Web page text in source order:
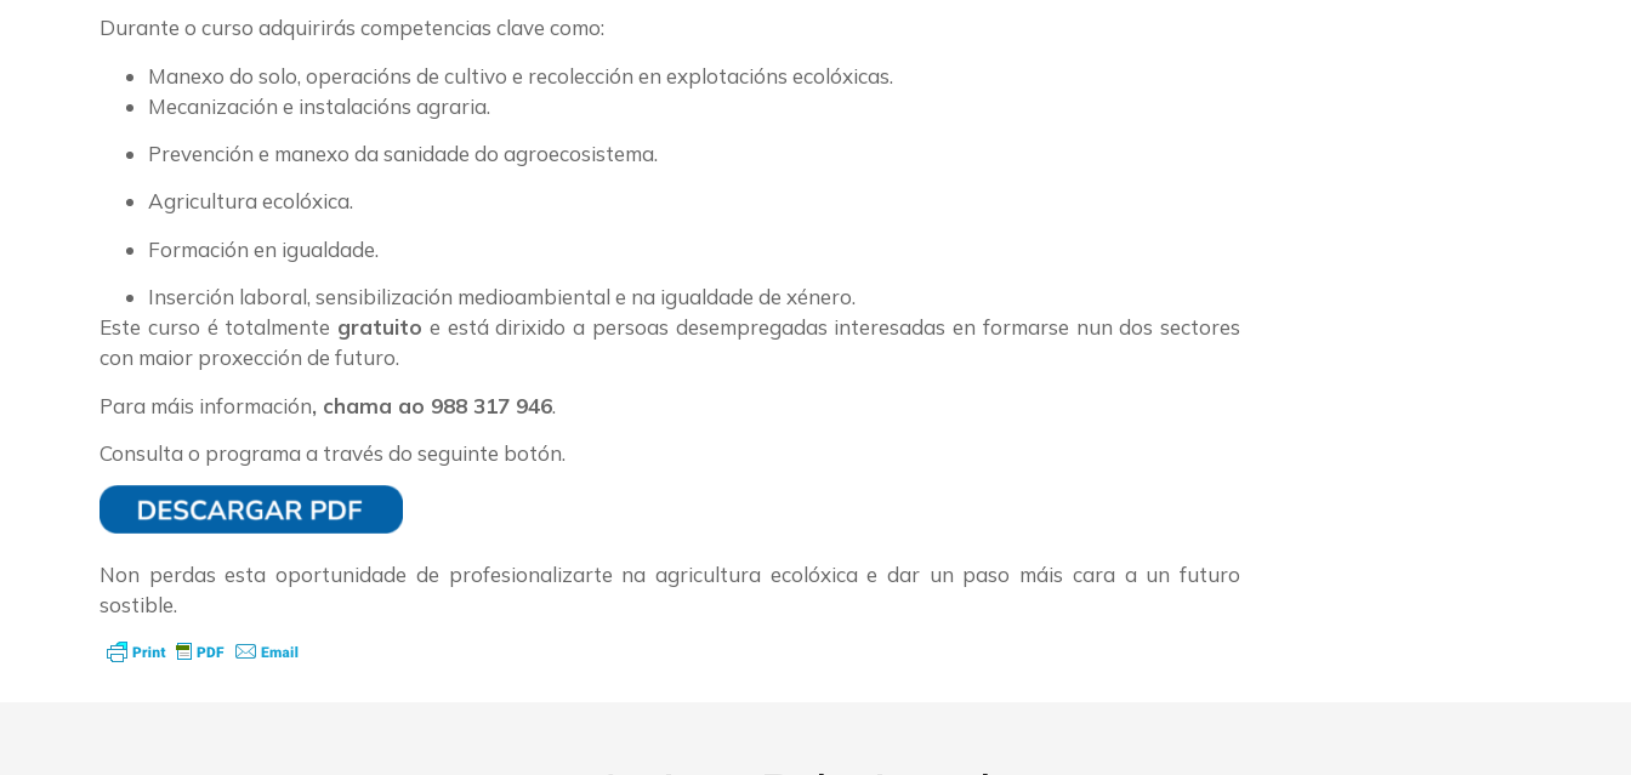
Durante o curso adquirirás competencias clave como:
Manexo do solo, operacións de cultivo e recolección en explotacións ecolóxicas.
Mecanización e instalacións agraria.
Prevención e manexo da sanidade do agroecosistema.
Agricultura ecolóxica.
Formación en igualdade.
Inserción laboral, sensibilización medioambiental e na igualdade de xénero.
Este curso é totalmente gratuito e está dirixido a persoas desempregadas interesadas en formarse nun dos sectores
con maior proxección de futuro.
Para máis información, chama ao 988 317 946.
Consulta o programa a través do seguinte botón.
Non perdas esta oportunidade de profesionalizarte na agricultura ecolóxica e dar un paso máis cara a un futuro
sostible.